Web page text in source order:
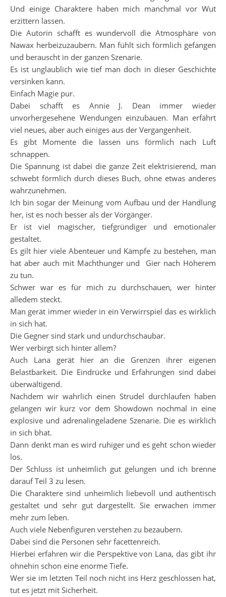
Und einige Charaktere haben mich manchmal vor Wut
erzittern lassen.
Die Autorin schafft es wundervoll die Atmosphäre von
Nawax herbeizuzaubern. Man fühlt sich förmlich gefangen
und berauscht in der ganzen Szenarie.
Es ist unglaublich wie tief man doch in dieser Geschichte
versinken kann.
Einfach Magie pur.
Dabei schafft es Annie J. Dean immer wieder
unvorhergesehene Wendungen einzubauen. Man erfährt
viel neues, aber auch einiges aus der Vergangenheit.
Es gibt Momente die lassen uns förmlich nach Luft
schnappen.
Die Spannung ist dabei die ganze Zeit elektrisierend, man
schwebt förmlich durch dieses Buch, ohne etwas anderes
wahrzunehmen.
Ich bin sogar der Meinung vom Aufbau und der Handlung
her, ist es noch besser als der Vorgänger.
Er ist viel magischer, tiefgründiger und emotionaler
gestaltet.
Es gilt hier viele Abenteuer und Kämpfe zu bestehen, man
hat aber auch mit Machthunger und Gier nach Höherem
zu tun.
Schwer war es für mich zu durchschauen, wer hinter
alledem steckt.
Man gerät immer wieder in ein Verwirrspiel das es wirklich
in sich hat.
Die Gegner sind stark und undurchschaubar.
Wer verbirgt sich hinter allem?
Auch Lana gerät hier an die Grenzen ihrer eigenen
Belastbarkeit. Die Eindrücke und Erfahrungen sind dabei
überwältigend.
Nachdem wir wahrlich einen Strudel durchlaufen haben
gelangen wir kurz vor dem Showdown nochmal in eine
explosive und adrenalingeladene Szenarie. Die es wirklich
in sich bhat.
Dann denkt man es wird ruhiger und es geht schon wieder
los.
Der Schluss ist unheimlich gut gelungen und ich brenne
darauf Teil 3 zu lesen.
Die Charaktere sind unheimlich liebevoll und authentisch
gestaltet und sehr gut dargestellt. Sie erwachen immer
mehr zum leben.
Auch viele Nebenfiguren verstehen zu bezaubern.
Dabei sind die Personen sehr facettenreich.
Hierbei erfahren wir die Perspektive von Lana, das gibt ihr
ohnehin schon eine enorme Tiefe.
Wer sie im letzten Teil noch nicht ins Herz geschlossen hat,
tut es jetzt mit Sicherheit.